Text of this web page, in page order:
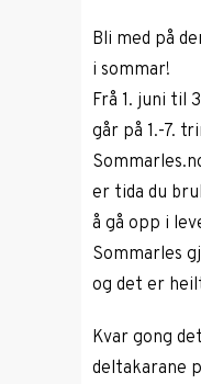
Bli med på
i sommar!
Frå 1. juni til
går på 1.-7.
er tida du
å gå opp i
Sommarles
og det er
Kvar gong
deltakarane